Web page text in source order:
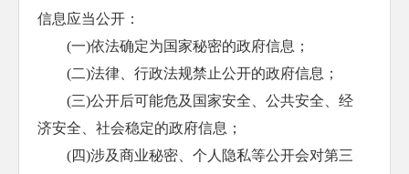
信息应当公开：
(一)依法确定为国家秘密的政府信息；
(二)法律、行政法规禁止公开的政府信息；
(三)公开后可能危及国家安全、公共安全、经
济安全、社会稳定的政府信息；
(四)涉及商业秘密、个人隐私等公开会对第三